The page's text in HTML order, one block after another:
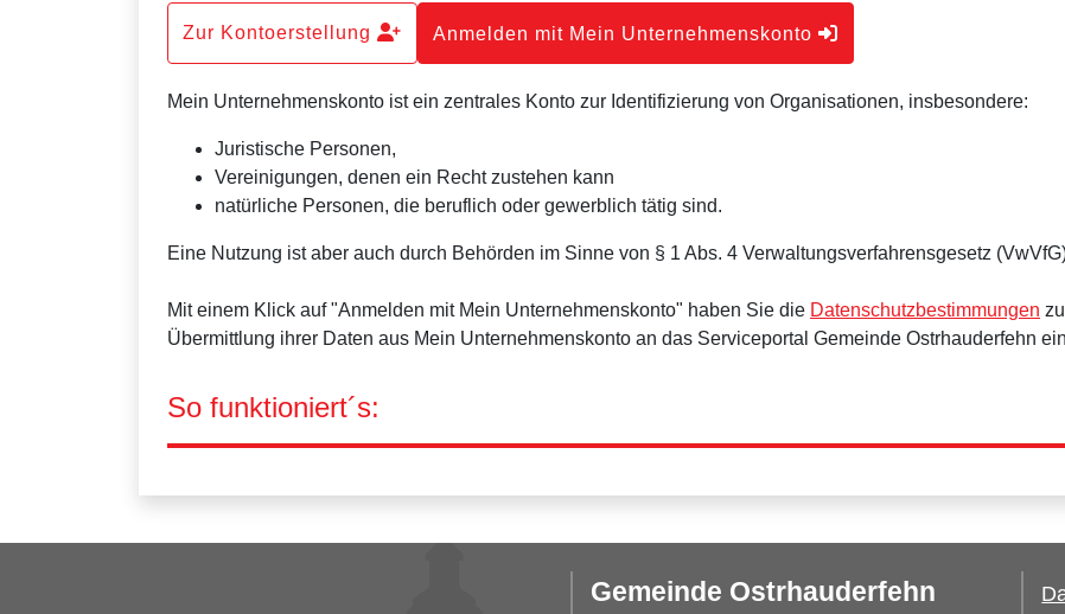
Anmelden mit Mein Unternehmenskonto
Zur Kontoerstellung
Mein Unternehmenskonto ist ein zentrales Konto zur Identifizierung von Organisationen, insbesondere:
Juristische Personen,
Vereinigungen, denen ein Recht zustehen kann
natürliche Personen, die beruflich oder gewerblich tätig sind.
Eine Nutzung ist aber auch durch Behörden im Sinne von § 1 Abs. 4 Verwaltungsverfahrensgesetz
Mit einem Klick auf "Anmelden mit Mein Unternehmenskonto" haben Sie die Datenschutzbestimmungen
Übermittlung ihrer Daten aus Mein Unternehmenskonto an das Serviceportal Gemeinde Ostrhauderfehn
So funktioniert´s:
Gemeinde Ostrhauderfehn